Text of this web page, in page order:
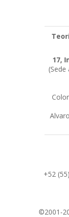
17,
+52
©2001-